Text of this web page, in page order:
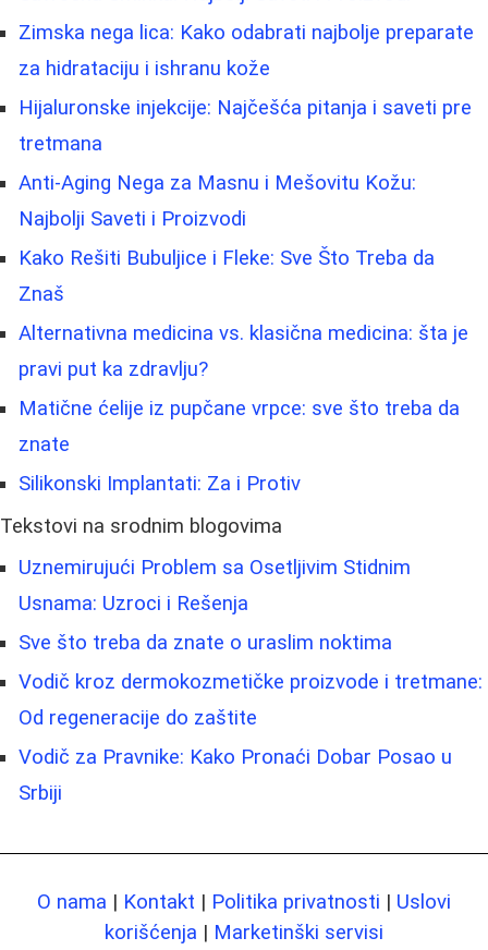
Zimska nega lica: Kako odabrati najbolje preparate
za hidrataciju i ishranu kože
Hijaluronske injekcije: Najčešća pitanja i saveti pre
tretmana
Anti-Aging Nega za Masnu i Mešovitu Kožu:
Najbolji Saveti i Proizvodi
Kako Rešiti Bubuljice i Fleke: Sve Što Treba da
Znaš
Alternativna medicina vs. klasična medicina: šta je
pravi put ka zdravlju?
Matične ćelije iz pupčane vrpce: sve što treba da
znate
Silikonski Implantati: Za i Protiv
Tekstovi na srodnim blogovima
Uznemirujući Problem sa Osetljivim Stidnim
Usnama: Uzroci i Rešenja
Sve što treba da znate o uraslim noktima
Vodič kroz dermokozmetičke proizvode i tretmane:
Od regeneracije do zaštite
Vodič za Pravnike: Kako Pronaći Dobar Posao u
Srbiji
O nama | Kontakt | Politika privatnosti | Uslovi
korišćenja | Marketinški servisi